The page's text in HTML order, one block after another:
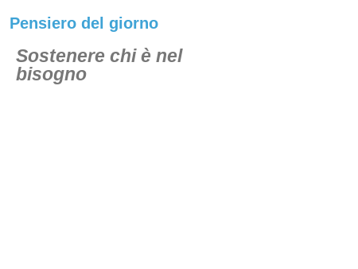
Pensiero del giorno
Sostenere chi è nel
bisogno